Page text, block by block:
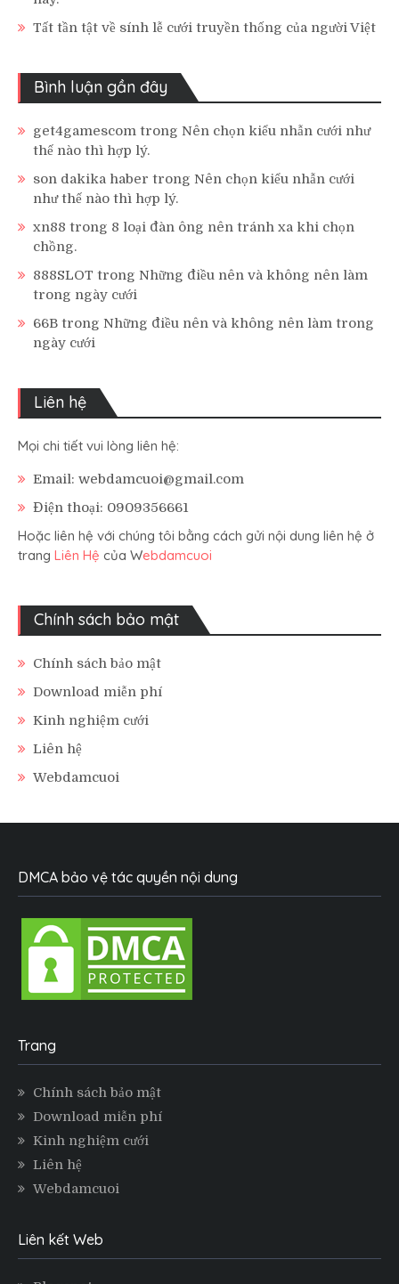
Tất tần tật về sính lễ cưới truyền thống của người Việt
Bình luận gần đây
get4gamescom trong Nên chọn kiểu nhẫn cưới như
thế nào thì hợp lý.
son dakika haber trong Nên chọn kiểu nhẫn cưới
như thế nào thì hợp lý.
xn88 trong 8 loại đàn ông nên tránh xa khi chọn
chồng.
888SLOT trong Những điều nên và không nên làm
trong ngày cưới
66B trong Những điều nên và không nên làm trong
ngày cưới
Liên hệ
Mọi chi tiết vui lòng liên hệ:
Email: webdamcuoi@gmail.com
Điện thoại: 0909356661
Hoặc liên hệ với chúng tôi bằng cách gửi nội dung liên hệ ở
trang Liên Hệ của Webdamcuoi
Chính sách bảo mật
Chính sách bảo mật
Download miễn phí
Kinh nghiệm cưới
Liên hệ
Webdamcuoi
DMCA bảo vệ tác quyền nội dung
Trang
Chính sách bảo mật
Download miễn phí
Kinh nghiệm cưới
Liên hệ
Webdamcuoi
Liên kết Web